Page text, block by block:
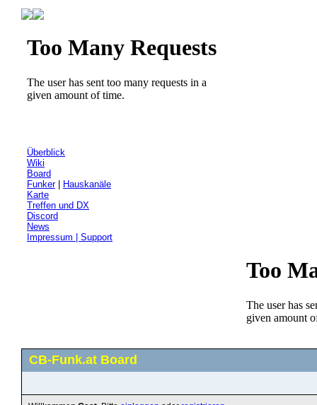
Überblick
Wiki
Board
Funker|
Hauskanäle
Karte
Treffen und DX
Discord
News
Impressum | Support
CB-Funk.at Board